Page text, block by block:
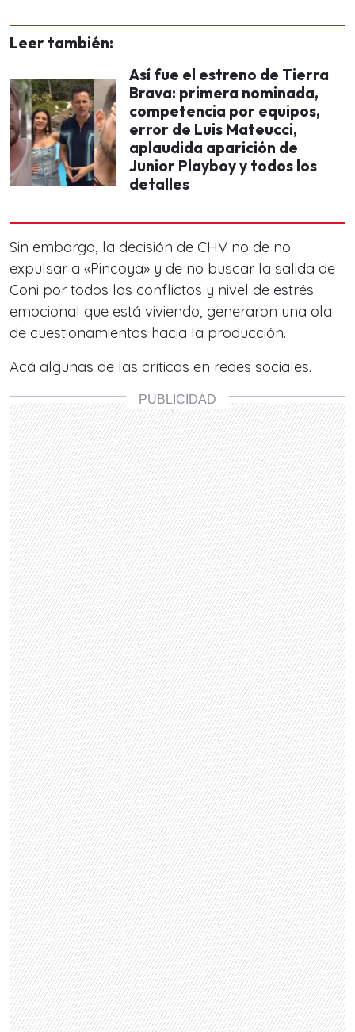
Leer también:
Así fue el estreno de Tierra
Brava: primera nominada,
competencia por equipos,
error de Luis Mateucci,
aplaudida aparición de
Junior Playboy y todos los
detalles
Sin embargo, la decisión de CHV no de no
expulsar a «Pincoya» y de no buscar la salida de
Coni por todos los conflictos y nivel de estrés
emocional que está viviendo, generaron una ola
de cuestionamientos hacia la producción.
Acá algunas de las críticas en redes sociales.